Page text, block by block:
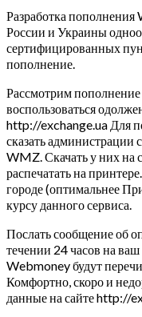
Разработка
России и Украины
сертифицированных
пополнение.
Рассмотрим
воспользоваться
http://exchange.ua Для
сказать администрации
WMZ. Скачать у них на
распечатать на
городе (оптимальнее
курсу данного сервиса.
Послать сообщение об
течении 24 часов на
Webmoney будут
Комфортно, скоро и
данные на сайте http://